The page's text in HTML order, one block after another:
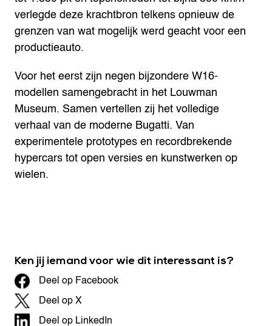
verlegde deze krachtbron telkens opnieuw de
grenzen van wat mogelijk werd geacht voor een
productieauto.
Voor het eerst zijn negen bijzondere W16-
modellen samengebracht in het Louwman
Museum. Samen vertellen zij het volledige
verhaal van de moderne Bugatti. Van
experimentele prototypes en recordbrekende
hypercars tot open versies en kunstwerken op
wielen.
Ken jij iemand voor wie dit interessant is?
Deel op Facebook
Deel op X
Deel op LinkedIn